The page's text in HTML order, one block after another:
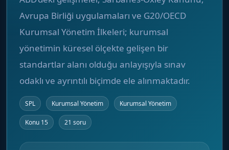
Avrupa Birliği uygulamaları ve G20/OECD
Kurumsal Yönetim İlkeleri; kurumsal
yönetimin küresel ölçekte gelişen bir
standartlar alanı olduğu anlayışıyla sınav
odaklı ve ayrıntılı biçimde ele alınmaktadır.
SPL Kurumsal Yönetim Kurumsal Yönetim
Konu 15 21 soru